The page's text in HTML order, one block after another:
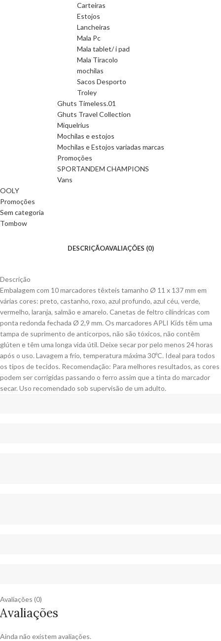
Carteiras
Estojos
Lancheiras
Mala Pc
Mala tablet/ i pad
Mala Tiracolo
mochilas
Sacos Desporto
Troley
Ghuts Timeless.01
Ghuts Travel Collection
Miquelrius
Mochilas e estojos
Mochilas e Estojos variadas marcas
Promoções
SPORTANDEM CHAMPIONS
Vans
OOLY
Promoções
Sem categoria
Tombow
DESCRIÇÃOAVALIAÇÕES (0)
Descrição
Embalagem com 10 marcadores têxteis tamanho Ø 11 x 137 mm em
várias cores: preto, castanho, roxo, azul profundo, azul céu, verde,
vermelho, laranja, salmão e amarelo. Canetas de feltro cilíndricas com
ponta redonda fechada Ø 2,9 mm. Os marcadores APLI Kids têm uma
tampa de suprimento de anticorpos, não são tóxicos, não contêm
glúten e têm uma longa vida útil. Deixe secar por pelo menos 24 horas
após o uso. Lavagem a frio, temperatura máxima 30ºC. Ideal para todos
os tipos de tecidos. Recomendação: Para melhores resultados, as cores
podem ser corrigidas passando o ferro assim que a tinta do marcador
secar. Uso recomendado sob supervisão de um adulto.
Avaliações (0)
Avaliações
Ainda não existem avaliações.